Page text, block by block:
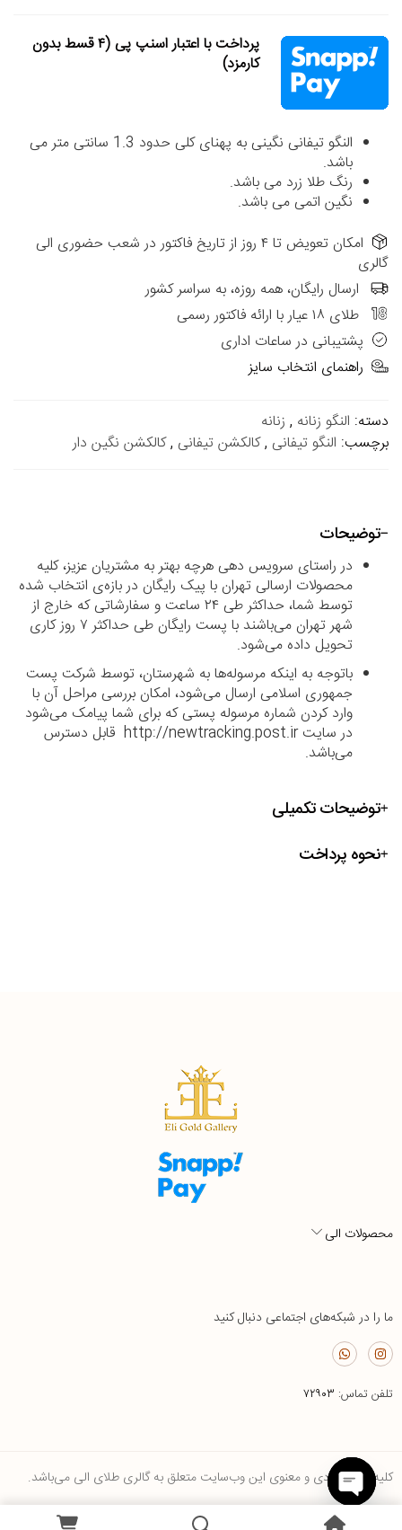
پرداخت با اعتبار اسنپ پی (۴ قسط بدون
کارمزد)
النگو تیفانی نگینی به پهنای کلی حدود 1.3 سانتی متر می
باشد.
رنگ طلا زرد می باشد.
نگین اتمی می باشد.
امکان تعویض تا ۴ روز از تاریخ فاکتور در شعب حضوری الی
گالری
ارسال رایگان، همه روزه، به سراسر کشور
طلای ۱۸ عیار با ارائه فاکتور رسمی
پشتیبانی در ساعات اداری
راهنمای انتخاب سایز
دسته: النگو زنانه , زنانه
برچسب: النگو تیفانی ,کالکشن تیفانی ,کالکشن نگین دار
توضیحات
در راستای سرویس دهی هرچه بهتر به مشتریان عزیز، کلیه
محصولات ارسالی تهران با پیک رایگان در بازه‌ی انتخاب شده
توسط شما، حداکثر طی ۲۴ ساعت و سفارشاتی که خارج از
شهر تهران می‌باشند با پست رایگان طی حداکثر ۷ روز کاری
تحویل داده می‌شود.
باتوجه به اینکه مرسوله‌ها به شهرستان، توسط شرکت پست
جمهوری اسلامی ارسال می‌شود، امکان بررسی مراحل آن با
وارد کردن شماره مرسوله پستی که برای شما پیامک می‌شود
در سایت http://newtracking.post.ir قابل دسترس
می‌باشد.
توضیحات تکمیلی
نحوه پرداخت
محصولات الی
ما را در شبکه‌های اجتماعی دنبال کنید
تلفن تماس: ۷۲۹۰۳
کلیه حقوق مادی و معنوی این وب‌سایت متعلق به گالری طلای الی می‌باشد.
Open